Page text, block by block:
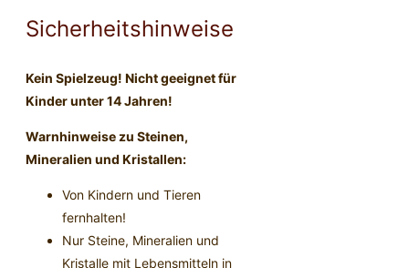
Sicherheitshinweise
Kein Spielzeug! Nicht geeignet für
Kinder unter 14 Jahren!
Warnhinweise zu Steinen,
Mineralien und Kristallen:
Von Kindern und Tieren
fernhalten!
Nur Steine, Mineralien und
Kristalle mit Lebensmitteln in